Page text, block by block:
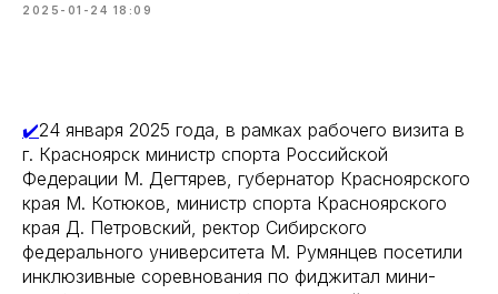
2025-01-24 18:09
✔️24 января 2025 года, в рамках рабочего визита в
г. Красноярск министр спорта Российской
Федерации М. Дегтярев, губернатор Красноярского
края М. Котюков, министр спорта Красноярского
края Д. Петровский, ректор Сибирского
федерального университета М. Румянцев посетили
инклюзивные соревнования по фиджитал мини-